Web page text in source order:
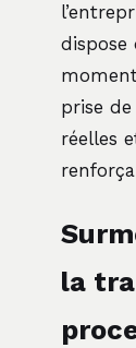
prise
réelles
la